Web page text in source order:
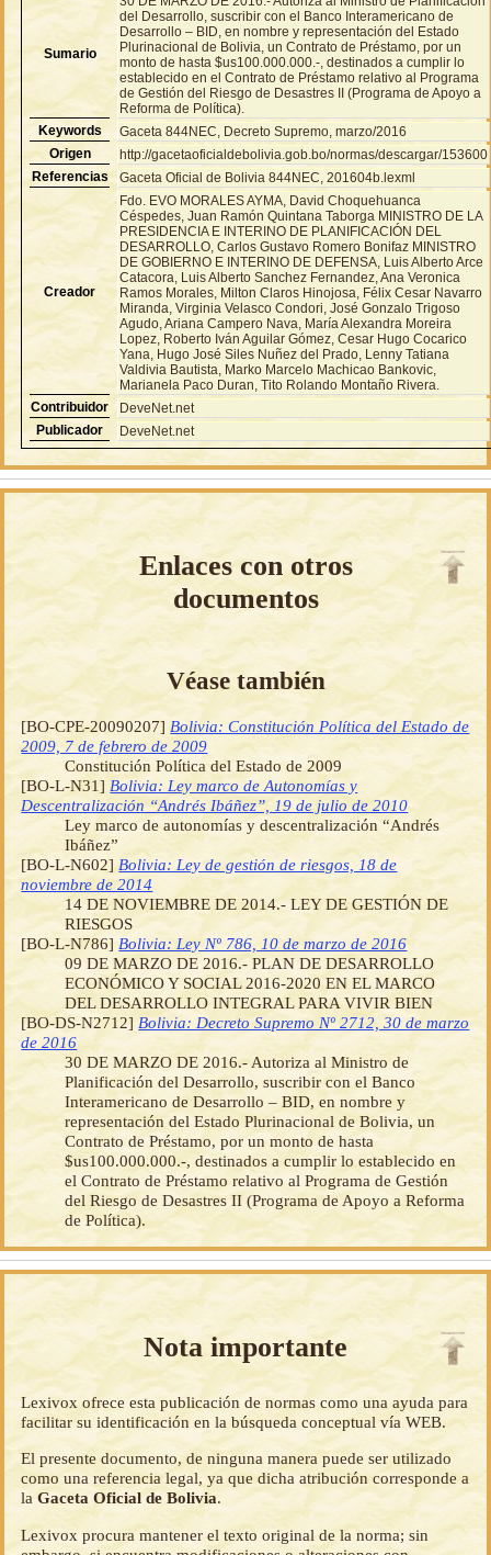
Sumario
del Desarrollo, suscribir con el Banco Interamericano de
Desarrollo – BID, en nombre y representación del Estado
Plurinacional de Bolivia, un Contrato de Préstamo, por un
monto de hasta $us100.000.000.-, destinados a cumplir lo
establecido en el Contrato de Préstamo relativo al Programa
de Gestión del Riesgo de Desastres II (Programa de Apoyo a
Reforma de Política).
Keywords
Gaceta 844NEC, Decreto Supremo, marzo/2016
Origen
http://gacetaoficialdebolivia.gob.bo/normas/descargar/153600
Referencias
Gaceta Oficial de Bolivia 844NEC, 201604b.lexml
Creador
Fdo. EVO MORALES AYMA, David Choquehuanca
Céspedes, Juan Ramón Quintana Taborga MINISTRO DE LA
PRESIDENCIA E INTERINO DE PLANIFICACIÓN DEL
DESARROLLO, Carlos Gustavo Romero Bonifaz MINISTRO
DE GOBIERNO E INTERINO DE DEFENSA, Luis Alberto Arce
Catacora, Luis Alberto Sanchez Fernandez, Ana Veronica
Ramos Morales, Milton Claros Hinojosa, Félix Cesar Navarro
Miranda, Virginia Velasco Condori, José Gonzalo Trigoso
Agudo, Ariana Campero Nava, María Alexandra Moreira
Lopez, Roberto Iván Aguilar Gómez, Cesar Hugo Cocarico
Yana, Hugo José Siles Nuñez del Prado, Lenny Tatiana
Valdivia Bautista, Marko Marcelo Machicao Bankovic,
Marianela Paco Duran, Tito Rolando Montaño Rivera.
Contribuidor
DeveNet.net
Publicador
DeveNet.net
Enlaces con otros
documentos
Véase también
[BO-CPE-20090207] Bolivia: Constitución Política del Estado de
2009, 7 de febrero de 2009
Constitución Política del Estado de 2009
[BO-L-N31] Bolivia: Ley marco de Autonomías y
Descentralización “Andrés Ibáñez”, 19 de julio de 2010
Ley marco de autonomías y descentralización “Andrés
Ibáñez”
[BO-L-N602] Bolivia: Ley de gestión de riesgos, 18 de
noviembre de 2014
14 DE NOVIEMBRE DE 2014.- LEY DE GESTIÓN DE
RIESGOS
[BO-L-N786] Bolivia: Ley Nº 786, 10 de marzo de 2016
09 DE MARZO DE 2016.- PLAN DE DESARROLLO
ECONÓMICO Y SOCIAL 2016-2020 EN EL MARCO
DEL DESARROLLO INTEGRAL PARA VIVIR BIEN
[BO-DS-N2712] Bolivia: Decreto Supremo Nº 2712, 30 de marzo
de 2016
30 DE MARZO DE 2016.- Autoriza al Ministro de
Planificación del Desarrollo, suscribir con el Banco
Interamericano de Desarrollo – BID, en nombre y
representación del Estado Plurinacional de Bolivia, un
Contrato de Préstamo, por un monto de hasta
$us100.000.000.-, destinados a cumplir lo establecido en
el Contrato de Préstamo relativo al Programa de Gestión
del Riesgo de Desastres II (Programa de Apoyo a Reforma
de Política).
Nota importante
Lexivox ofrece esta publicación de normas como una ayuda para
facilitar su identificación en la búsqueda conceptual vía WEB.
El presente documento, de ninguna manera puede ser utilizado
como una referencia legal, ya que dicha atribución corresponde a
laGaceta Oficial de Bolivia.
Lexivox procura mantener el texto original de la norma; sin